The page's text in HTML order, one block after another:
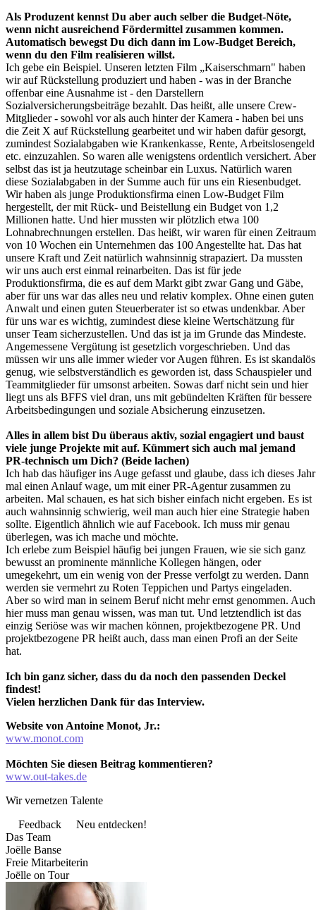
Als Produzent kennst Du aber auch selber die Budget-Nöte,
wenn nicht ausreichend Fördermittel zusammen kommen.
Automatisch bewegst Du dich dann im Low-Budget Bereich,
wenn du den Film realisieren willst.
Ich gebe ein Beispiel. Unseren letzten Film „Kaiserschmarn" haben
wir auf Rückstellung produziert und haben - was in der Branche
offenbar eine Ausnahme ist - den Darstellern
Sozialversicherungsbeiträge bezahlt. Das heißt, alle unsere Crew-
Mitglieder - sowohl vor als auch hinter der Kamera - haben bei uns
die Zeit X auf Rückstellung gearbeitet und wir haben dafür gesorgt,
zumindest Sozialabgaben wie Krankenkasse, Rente, Arbeitslosengeld
etc. einzuzahlen. So waren alle wenigstens ordentlich versichert. Aber
selbst das ist ja heutzutage scheinbar ein Luxus. Natürlich waren
diese Sozialabgaben in der Summe auch für uns ein Riesenbudget.
Wir haben als junge Produktionsfirma einen Low-Budget Film
hergestellt, der mit Rück- und Beistellung ein Budget von 1,2
Millionen hatte. Und hier mussten wir plötzlich etwa 100
Lohnabrechnungen erstellen. Das heißt, wir waren für einen Zeitraum
von 10 Wochen ein Unternehmen das 100 Angestellte hat. Das hat
unsere Kraft und Zeit natürlich wahnsinnig strapaziert. Da mussten
wir uns auch erst einmal reinarbeiten. Das ist für jede
Produktionsfirma, die es auf dem Markt gibt zwar Gang und Gäbe,
aber für uns war das alles neu und relativ komplex. Ohne einen guten
Anwalt und einen guten Steuerberater ist so etwas undenkbar. Aber
für uns war es wichtig, zumindest diese kleine Wertschätzung für
unser Team sicherzustellen. Und das ist ja im Grunde das Mindeste.
Angemessene Vergütung ist gesetzlich vorgeschrieben. Und das
müssen wir uns alle immer wieder vor Augen führen. Es ist skandalös
genug, wie selbstverständlich es geworden ist, dass Schauspieler und
Teammitglieder für umsonst arbeiten. Sowas darf nicht sein und hier
liegt uns als BFFS viel dran, uns mit gebündelten Kräften für bessere
Arbeitsbedingungen und soziale Absicherung einzusetzen.
Alles in allem bist Du überaus aktiv, sozial engagiert und baust
viele junge Projekte mit auf. Kümmert sich auch mal jemand
PR-technisch um Dich? (Beide lachen)
Ich hab das häufiger ins Auge gefasst und glaube, dass ich dieses Jahr
mal einen Anlauf wage, um mit einer PR-Agentur zusammen zu
arbeiten. Mal schauen, es hat sich bisher einfach nicht ergeben. Es ist
auch wahnsinnig schwierig, weil man auch hier eine Strategie haben
sollte. Eigentlich ähnlich wie auf Facebook. Ich muss mir genau
überlegen, was ich mache und möchte.
Ich erlebe zum Beispiel häufig bei jungen Frauen, wie sie sich ganz
bewusst an prominente männliche Kollegen hängen, oder
umegekehrt, um ein wenig von der Presse verfolgt zu werden. Dann
werden sie vermehrt zu Roten Teppichen und Partys eingeladen.
Aber so wird man in seinem Beruf nicht mehr ernst genommen. Auch
hier muss man genau wissen, was man tut. Und letztendlich ist das
einzig Seriöse was wir machen können, projektbezogene PR. Und
projektbezogene PR heißt auch, dass man einen Profi an der Seite
hat.
Ich bin ganz sicher, dass du da noch den passenden Deckel
findest!
Vielen herzlichen Dank für das Interview.
Website von Antoine Monot, Jr.:
www.monot.com
Möchten Sie diesen Beitrag kommentieren?
www.out-takes.de
Wir vernetzen Talente
Feedback
Neu entdecken!
Das Team
Joëlle Banse
Freie Mitarbeiterin
Joëlle on Tour